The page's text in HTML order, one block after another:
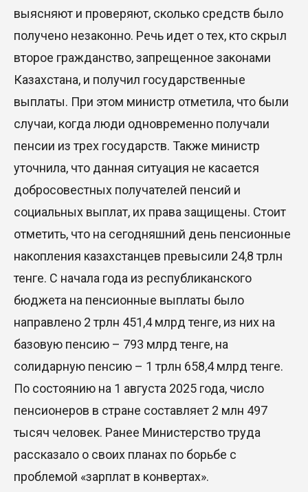
выясняют и проверяют, сколько средств было
получено незаконно. Речь идет о тех, кто скрыл
второе гражданство, запрещенное законами
Казахстана, и получил государственные
выплаты. При этом министр отметила, что были
случаи, когда люди одновременно получали
пенсии из трех государств. Также министр
уточнила, что данная ситуация не касается
добросовестных получателей пенсий и
социальных выплат, их права защищены. Стоит
отметить, что на сегодняшний день пенсионные
накопления казахстанцев превысили 24,8 трлн
тенге. С начала года из республиканского
бюджета на пенсионные выплаты было
направлено 2 трлн 451,4 млрд тенге, из них на
базовую пенсию – 793 млрд тенге, на
солидарную пенсию – 1 трлн 658,4 млрд тенге.
По состоянию на 1 августа 2025 года, число
пенсионеров в стране составляет 2 млн 497
тысяч человек. Ранее Министерство труда
рассказало о своих планах по борьбе с
проблемой «зарплат в конвертах».